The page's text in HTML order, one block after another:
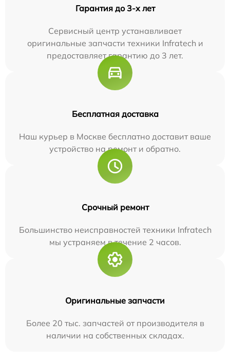
Гарантия до 3-х лет
Сервисный центр устанавливает
оригинальные запчасти техники Infratech и
предоставляет гарантию до 3 лет.
Бесплатная доставка
Наш курьер в Москве бесплатно доставит ваше
устройство на ремонт и обратно.
Срочный ремонт
Большинство неисправностей техники Infratech
мы устраняем в течение 2 часов.
Оригинальные запчасти
Более 20 тыс. запчастей от производителя в
наличии на собственных складах.